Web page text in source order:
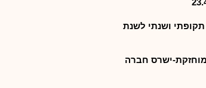
ושנתי לשנת
ישרס חברה